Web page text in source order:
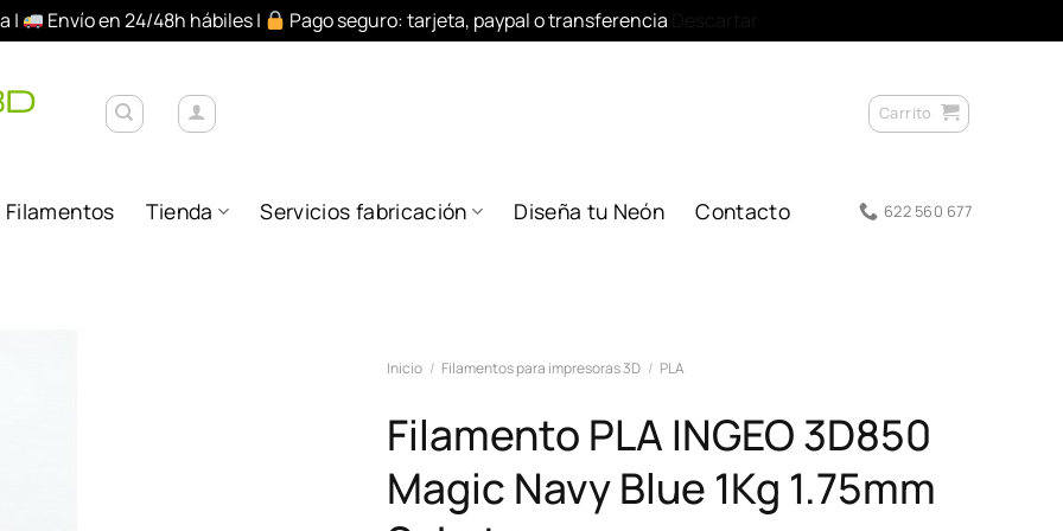
| Envío en 24/48h hábiles | Pago seguro: tarjeta, paypal o transferencia
Carrito
Filamentos Tienda Servicios fabricación Diseña tu Neón Contacto 622 560 677
Inicio / Filamentos para impresoras 3D / PLA
Filamento PLA INGEO 3D850
Magic Navy Blue 1Kg 1.75mm